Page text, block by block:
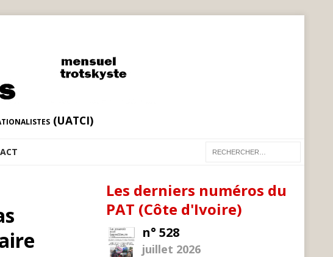
(UATCI)
Les derniers numéros du
PAT (Côte d'Ivoire)
n° 528
juillet 2026